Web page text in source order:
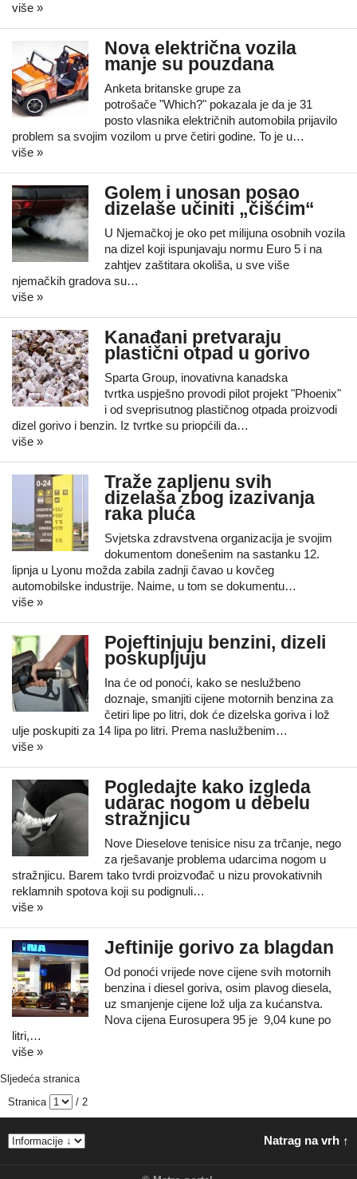
više »
Nova električna vozila
manje su pouzdana
Anketa britanske grupe za
potrošače "Which?" pokazala je da je 31
posto vlasnika električnih automobila prijavilo
problem sa svojim vozilom u prve četiri godine. To je u…
više »
Golem i unosan posao
dizelaše učiniti „čišćim“
U Njemačkoj je oko pet milijuna osobnih vozila
na dizel koji ispunjavaju normu Euro 5 i na
zahtjev zaštitara okoliša, u sve više
njemačkih gradova su…
više »
Kanađani pretvaraju
plastični otpad u gorivo
Sparta Group, inovativna kanadska
tvrtka uspješno provodi pilot projekt "Phoenix"
i od sveprisutnog plastičnog otpada proizvodi
dizel gorivo i benzin. Iz tvrtke su priopćili da…
više »
Traže zapljenu svih
dizelaša zbog izazivanja
raka pluća
Svjetska zdravstvena organizacija je svojim
dokumentom donešenim na sastanku 12.
lipnja u Lyonu možda zabila zadnji čavao u kovčeg
automobilske industrije. Naime, u tom se dokumentu…
više »
Pojeftinjuju benzini, dizeli
poskupljuju
Ina će od ponoći, kako se neslužbeno
doznaje, smanjiti cijene motornih benzina za
četiri lipe po litri, dok će dizelska goriva i lož
ulje poskupiti za 14 lipa po litri. Prema naslužbenim…
više »
Pogledajte kako izgleda
udarac nogom u debelu
stražnjicu
Nove Dieselove tenisice nisu za trčanje, nego
za rješavanje problema udarcima nogom u
stražnjicu. Barem tako tvrdi proizvođač u nizu provokativnih
reklamnih spotova koji su podignuli…
više »
Jeftinije gorivo za blagdan
Od ponoći vrijede nove cijene svih motornih
benzina i diesel goriva, osim plavog diesela,
uz smanjenje cijene lož ulja za kućanstva.
Nova cijena Eurosupera 95 je 9,04 kune po
litri,…
više »
Sljedeća stranica
Stranica
/ 2
Natrag na vrh ↑